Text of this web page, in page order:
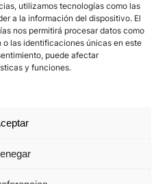
utilizamos tecnologías como las
a la información del dispositivo. El
nos permitirá procesar datos como
las identificaciones únicas en este
puede afectar
y funciones.